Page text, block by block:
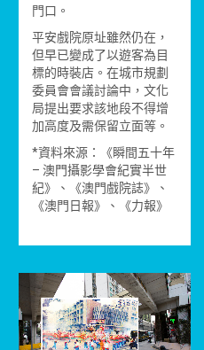
門口。
平安戲院原址雖然仍在，
但早已變成了以遊客為目
標的時裝店。在城市規劃
委員會會議討論中，文化
局提出要求該地段不得增
加高度及需保留立面等。
*資料來源：《瞬間五十年
– 澳門攝影學會紀實半世
紀》、《澳門戲院誌》、
《澳門日報》、《力報》